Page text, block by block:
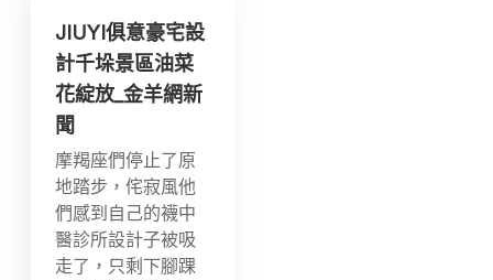
JIUYI俱意豪宅設
計千垛景區油菜
花綻放_金羊網新
聞
摩羯座們停止了原
地踏步，侘寂風他
們感到自己的襪中
醫診所設計子被吸
走了，只剩下腳踝